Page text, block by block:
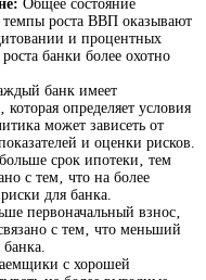
Общее состояние
темпы роста ВВП оказывают
и процентных
банки более охотно
банк имеет
определяет условия
может зависеть от
и оценки рисков.
срок ипотеки‚ тем
с тем‚ что на более
для банка.
первоначальный взнос‚
с тем‚ что меньший
с хорошей